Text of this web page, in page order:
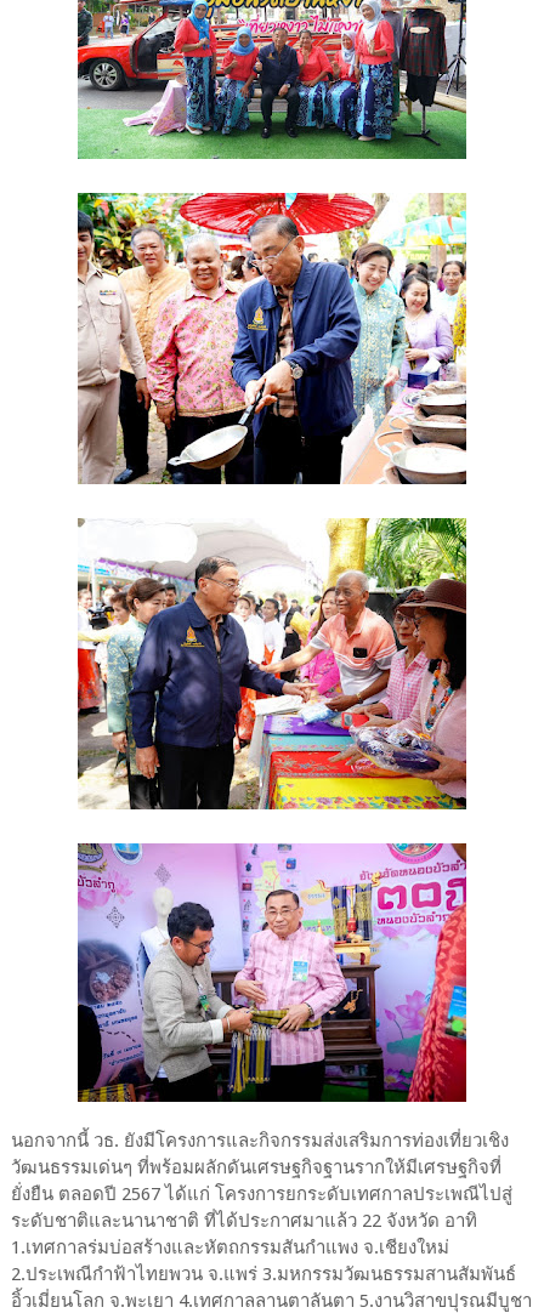
นอกจากนี้ วธ. ยังมีโครงการและกิจกรรมส่งเสริมการท่องเที่ยวเชิง
วัฒนธรรมเด่นๆ ที่พร้อมผลักดันเศรษฐกิจฐานรากให้มีเศรษฐกิจที่
ยั่งยืน ตลอดปี 2567 ได้แก่ โครงการยกระดับเทศกาลประเพณีไปสู่
ระดับชาติและนานาชาติ ที่ได้ประกาศมาแล้ว 22 จังหวัด อาทิ
1.เทศกาลร่มบ่อสร้างและหัตถกรรมสันกำแพง จ.เชียงใหม่
2.ประเพณีกำฟ้าไทยพวน จ.แพร่ 3.มหกรรมวัฒนธรรมสานสัมพันธ์
อิ้วเมี่ยนโลก จ.พะเยา 4.เทศกาลลานตาลันตา 5.งานวิสาขปุรณมีบูชา